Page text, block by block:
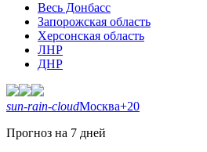
Весь Донбасс
Запорожская область
Херсонская область
ЛНР
ДНР
sun-rain-cloudМосква+20
Прогноз на 7 дней